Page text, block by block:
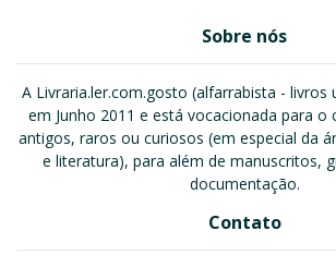
Sobre nós
A Livraria.ler.com.gosto (alfarrabista - livros
em Junho 2011 e está vocacionada para o
antigos, raros ou curiosos (em especial da
e literatura), para além de manuscritos,
documentação.
Contato